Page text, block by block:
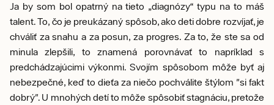
Ja by som bol opatrný na tieto „diagnózy“ typu na to máš
talent. To, čo je preukázaný spôsob, ako deti dobre rozvíjať, je
chváliť za snahu a za posun, za progres. Za to, že ste sa od
minula zlepšili, to znamená porovnávať to napríklad s
predchádzajúcimi výkonmi. Svojím spôsobom môže byť aj
nebezpečné, keď to dieťa za niečo pochválite štýlom "si fakt
dobrý". U mnohých detí to môže spôsobiť stagnáciu, pretože